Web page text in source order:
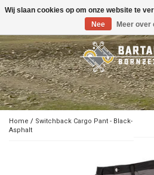
Toggle
Home / Switchback Cargo Pant - Black-
Asphalt
Wij slaan cookies op om onze website te
Nee
Meer over